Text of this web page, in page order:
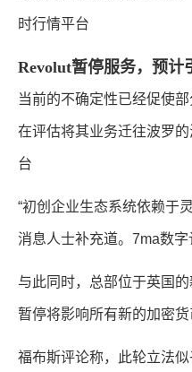
时行情平台
Revolut暂停服务，预计
当前的不确定性已经促使
在评估将其业务迁往波罗
台
“初创企业生态系统依赖于
消息人士补充道。7ma数
与此同时，总部位于英国
暂停将影响所有新的加密
福布斯评论称，此轮立法